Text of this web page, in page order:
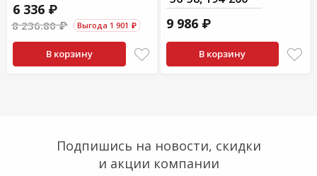
6 336 ₽
8 236.80 ₽ Выгода 1 901 ₽
В корзину
9 986 ₽
В корзину
Подпишись на новости, скидки
и акции компании